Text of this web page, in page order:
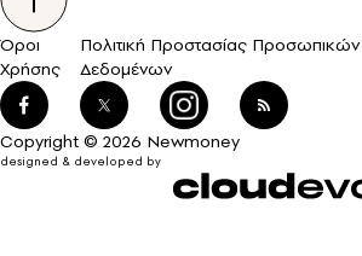
Όροι
Χρήσης
Πολιτική Προστασίας Προσωπικών
Δεδομένων
Copyright © 2026 Newmoney
designed & developed by